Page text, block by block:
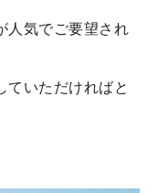
人気でご要望され
ていただければと